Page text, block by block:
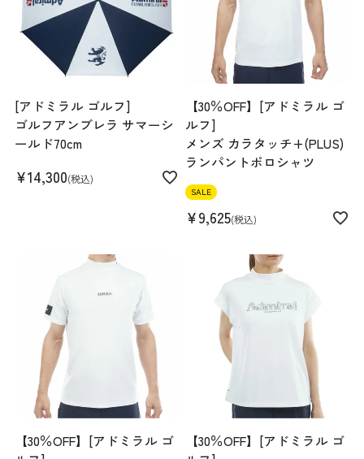
[アドミラル ゴルフ]
ゴルフアンブレラ サマーシ
ールド70cm
¥14,300 税込
【30％OFF】[アドミラル ゴ
ルフ]
メンズ カラタッチ+(PLUS)
ランパントポロシャツ
SALE
¥9,625 税込
【30％OFF】[アドミラル ゴ
【30％OFF】[アドミラル ゴ